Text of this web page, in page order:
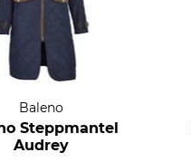
Baleno
Steppmantel
Audrey